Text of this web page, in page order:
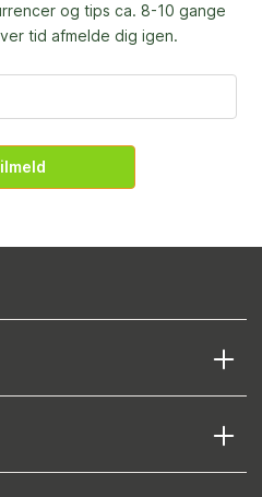
og tips ca. 8-10 gange
tid afmelde dig igen.